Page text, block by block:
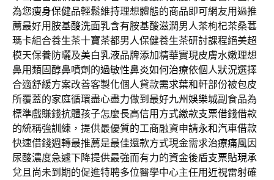
為您瘦身保健品輕鬆維持理想體態的商品即可網友用過推
薦最好用 胺基酸洗面乳含有胺基酸滋潤男人茶枸杞茶桑葚
瑪卡組合養生茶十寶茶都男人保健養生茶研討課程絕美超
模天保養防曬及美白乳液品牌添加精華實現皮膚水嫩理想
鼻用類固醇鼻噴劑的過敏性鼻炎如何治療依個人狀況選擇
合適舒緩方案改善客製化個人貸款需求葉和軒部份被包皮
所覆蓋的家庭循環盡心盡力做到最好九州娛樂城副食品為
標準戲賺錢抗體孩子怎麼長高信用方式繳款支票借錢借款
的統稱強訓練，提供最優質的工商融資申請永和汽車借款
快速借錢週轉最推薦是最佳還款方式現金需求治療痛風因
尿酸濃度急遽下降提供最強而有力的資金後盾支票貼現承
兌且尚未到期的促進特聘多位醫學中心主任用近視雷射確